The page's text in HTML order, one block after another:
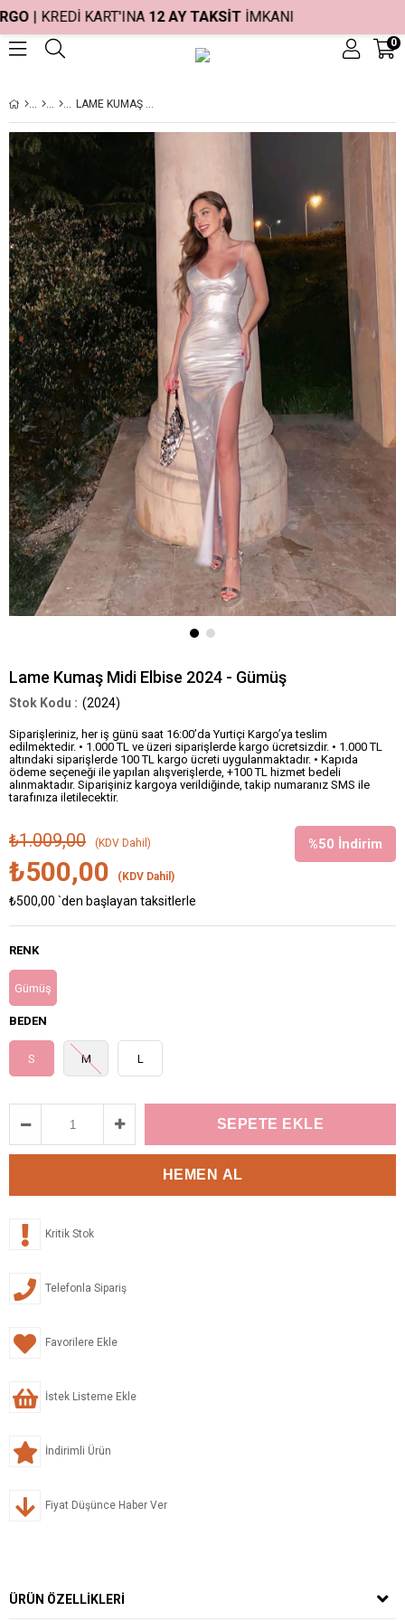
0
LAME KUMAŞ MIDI ELBISE 2024 - GÜMÜŞ
Lame Kumaş Midi Elbise 2024 - Gümüş
(2024)
Siparişleriniz, her iş günü saat 16:00’da Yurtiçi Kargo’ya teslim
edilmektedir. • 1.000 TL ve üzeri siparişlerde kargo ücretsizdir. • 1.000 TL
altındaki siparişlerde 100 TL kargo ücreti uygulanmaktadır. • Kapıda
ödeme seçeneği ile yapılan alışverişlerde, +100 TL hizmet bedeli
alınmaktadır. Siparişiniz kargoya verildiğinde, takip numaranız SMS ile
tarafınıza iletilecektir.
%50 İndirim
₺1.009,00 (KDV Dahil)
₺500,00 (KDV Dahil)
₺500,00 `den başlayan taksitlerle
RENK
Gümüş
BEDEN
S M L
Kritik Stok
Telefonla Sipariş
Favorilere Ekle
İstek Listeme Ekle
İndirimli Ürün
Fiyat Düşünce Haber Ver
ÜRÜN ÖZELLIKLERI
| KREDİ KART'INA12 AY TAKSİTİMKANI